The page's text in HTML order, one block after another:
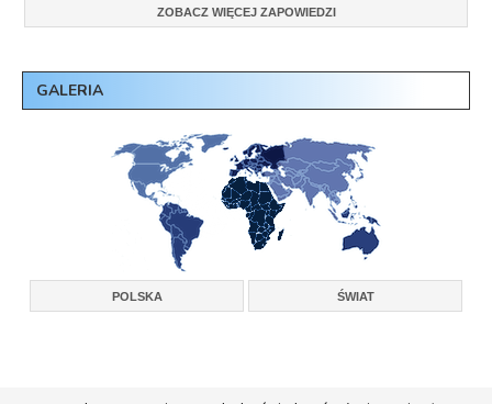
ZOBACZ WIĘCEJ ZAPOWIEDZI
GALERIA
POLSKA ŚWIAT